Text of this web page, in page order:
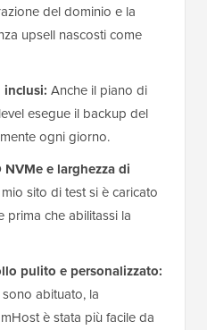
del dominio e la
upsell nascosti come
inclusi: Anche il piano di
esegue il backup del
ogni giorno.
e larghezza di
sito di test si è caricato
prima che abilitassi la
pulito e personalizzato:
abituato, la
è stata più facile da